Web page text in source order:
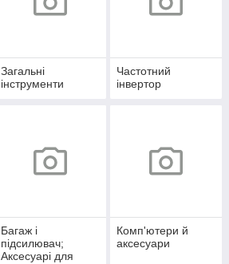
Загальні
інструменти
Частотний
інвертор
Багаж і
підсилювач;
Аксесуарі для
Комп'ютери й
аксесуари